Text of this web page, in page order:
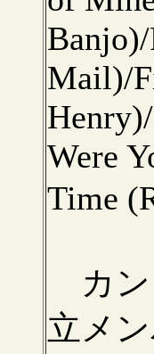
Mail)/
Were
Time
カン
立メ